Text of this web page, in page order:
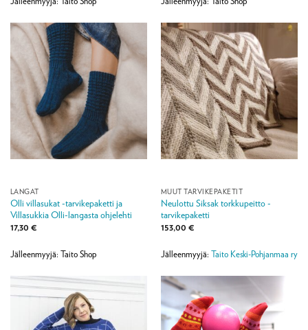
LANGAT
Olli villasukat -tarvikepaketti ja
Villasukkia Olli-langasta ohjelehti
17,30 €
Jälleenmyyjä: Taito Shop
MUUT TARVIKEPAKETIT
Neulottu Siksak torkkupeitto -
tarvikepaketti
153,00 €
Jälleenmyyjä: Taito Keski-Pohjanmaa ry